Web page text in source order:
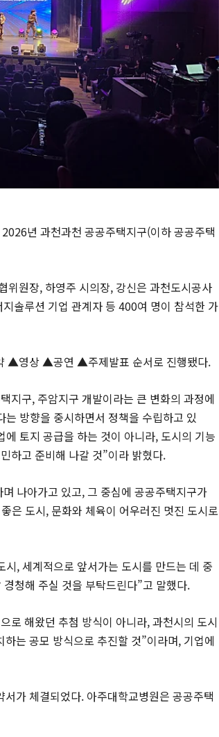
년 과천과천 공공주택지구(이하 공공주택
위원장, 하영주 시의장, 강신은 과천도시공사
솔루션 기업 관계자 등 400여 명이 참석한 가
▲영상 ▲공연 ▲주제발표 순서로 진행됐다.
지구, 주암지구 개발이라는 큰 변화의 과정에
방향을 중시하면서 정책을 수립하고 있
토지 공급을 하는 것이 아니라, 도시의 기능
하고 준비해 나갈 것”이라 밝혔다.
나아가고 있고, 그 중심에 공공주택지구가
은 도시, 문화와 체육이 어우러진 멋진 도시로
, 세계적으로 앞서가는 도시를 만드는 데 중
청해 주실 것을 부탁드린다”고 말했다.
로 해왔던 추첨 방식이 아니라, 과천시의 도시
는 공모 방식으로 추진할 것”이라며, 기업에
가 체결되었다. 아주대학교병원은 공공주택